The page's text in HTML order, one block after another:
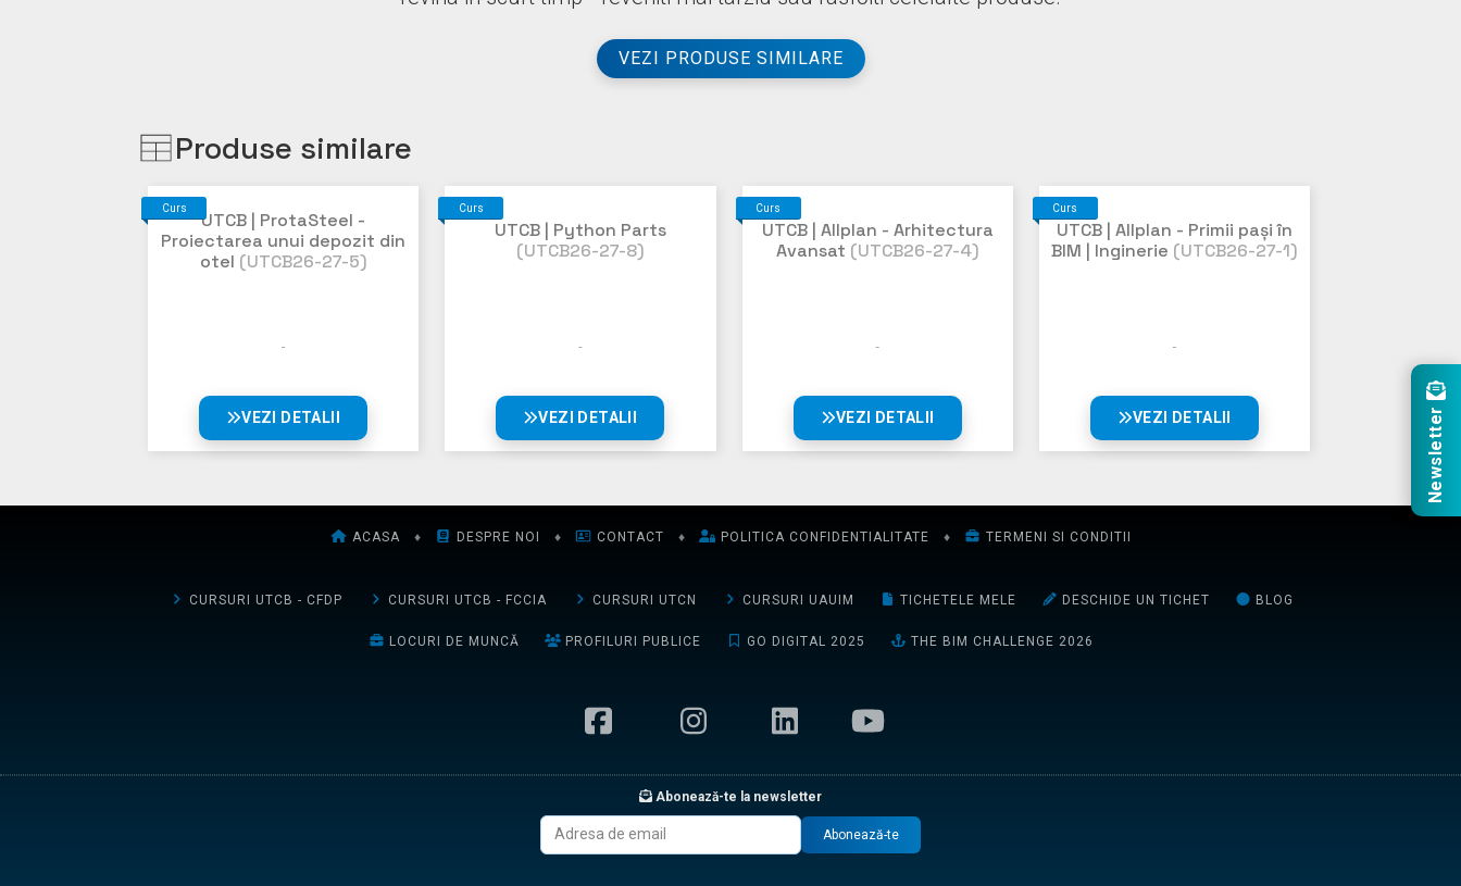
VEZI PRODUSE SIMILARE
Produse similare
Curs
UTCB | ProtaSteel -
Proiectarea unui depozit din
otel (UTCB26-27-5)
VEZI DETALII
Curs
UTCB | Python Parts
(UTCB26-27-8)
VEZI DETALII
Curs
UTCB | Allplan - Arhitectura
Avansat (UTCB26-27-4)
VEZI DETALII
Curs
UTCB | Allplan - Primii pași în
BIM | Inginerie (UTCB26-27-1)
VEZI DETALII
ACASA ♦ DESPRE NOI ♦ CONTACT ♦ POLITICA CONFIDENTIALITATE ♦ TERMENI SI CONDITII
CURSURI UTCB - CFDP CURSURI UTCB - FCCIA CURSURI UTCN CURSURI UAUIM TICHETELE MELE DESCHIDE UN TICHET BLOG
LOCURI DE MUNCĂ PROFILURI PUBLICE GO DIGITAL 2025 THE BIM CHALLENGE 2026
Abonează-te la newsletter
Abonează-te
Newsletter